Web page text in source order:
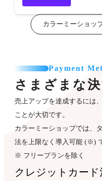
カラーミーショッ
Payment
さまざまな
売上アップを達成するには
ことが大切です。
カラーミーショップでは、
法を上限なく導入可能 (※)
※ フリープランを除く
クレジットカード